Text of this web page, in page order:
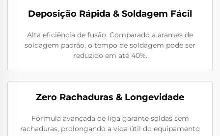
Deposição Rápida & Soldagem Fácil
Alta eficiência de fusão. Comparado a arames de
soldagem padrão, o tempo de soldagem pode ser
reduzido em até 40%.
Zero Rachaduras & Longevidade
Fórmula avançada de liga garante soldas sem
rachaduras, prolongando a vida útil do equipamento